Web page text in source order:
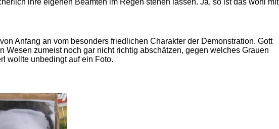
ihre eigenen Beamten im Regen stehen lassen. Ja, so ist das wohl mit
Anfang an vom besonders friedlichen Charakter der Demonstration. Gott
Wesen zumeist noch gar nicht richtig abschätzen, gegen welches Grauen
wollte unbedingt auf ein Foto.